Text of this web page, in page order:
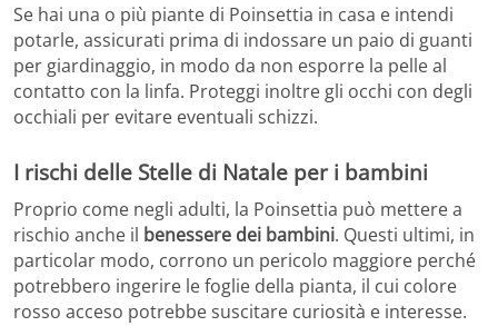
Se hai una o più piante di Poinsettia in casa e intendi
potarle, assicurati prima di indossare un paio di guanti
per giardinaggio, in modo da non esporre la pelle al
contatto con la linfa. Proteggi inoltre gli occhi con degli
occhiali per evitare eventuali schizzi.
I rischi delle Stelle di Natale per i bambini
Proprio come negli adulti, la Poinsettia può mettere a
rischio anche il benessere dei bambini. Questi ultimi, in
particolar modo, corrono un pericolo maggiore perché
potrebbero ingerire le foglie della pianta, il cui colore
rosso acceso potrebbe suscitare curiosità e interesse.